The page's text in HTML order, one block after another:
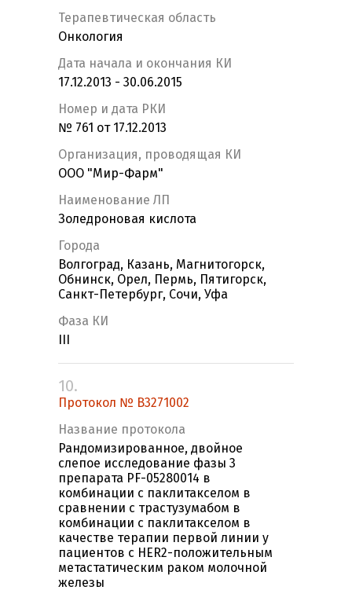
Терапевтическая область
Онкология
Дата начала и окончания КИ
17.12.2013 - 30.06.2015
Номер и дата РКИ
№ 761 от 17.12.2013
Организация, проводящая КИ
ООО "Мир-Фарм"
Наименование ЛП
Золедроновая кислота
Города
Волгоград, Казань, Магнитогорск,
Обнинск, Орел, Пермь, Пятигорск,
Санкт-Петербург, Сочи, Уфа
Фаза КИ
10.
Протокол № B3271002
Название протокола
Рандомизированное, двойное
слепое исследование фазы 3
препарата PF-05280014 в
комбинации с паклитакселом в
сравнении с трастузумабом в
комбинации с паклитакселом в
качестве терапии первой линии у
пациентов с HER2-положительным
метастатическим раком молочной
железы